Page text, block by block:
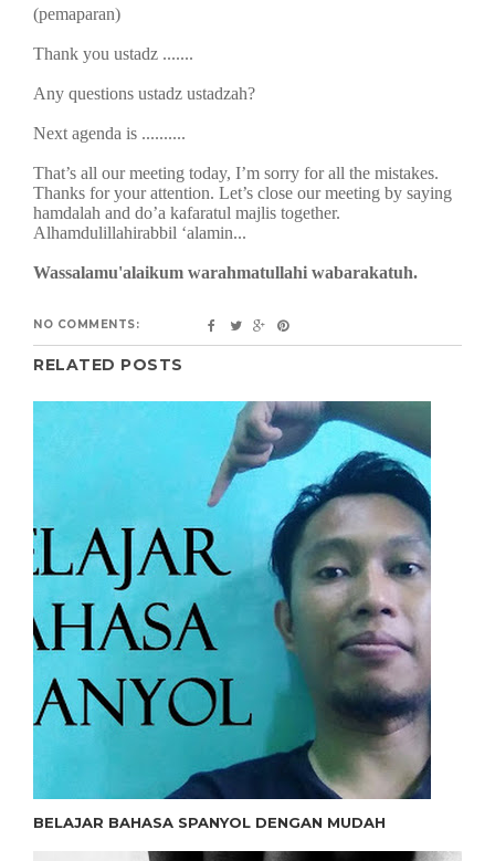
(pemaparan)
Thank you ustadz .......
Any questions ustadz ustadzah?
Next agenda is ..........
That’s all our meeting today, I’m sorry for all the mistakes.
Thanks for your attention. Let’s close our meeting by saying
hamdalah and do’a kafaratul majlis together.
Alhamdulillahirabbil ‘alamin...
Wassalamu'alaikum warahmatullahi wabarakatuh.
NO COMMENTS:
RELATED POSTS
BELAJAR BAHASA SPANYOL DENGAN MUDAH